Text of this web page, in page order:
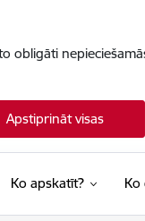
obligāti
Apstiprināt visas
Ko apskatīt? Ko